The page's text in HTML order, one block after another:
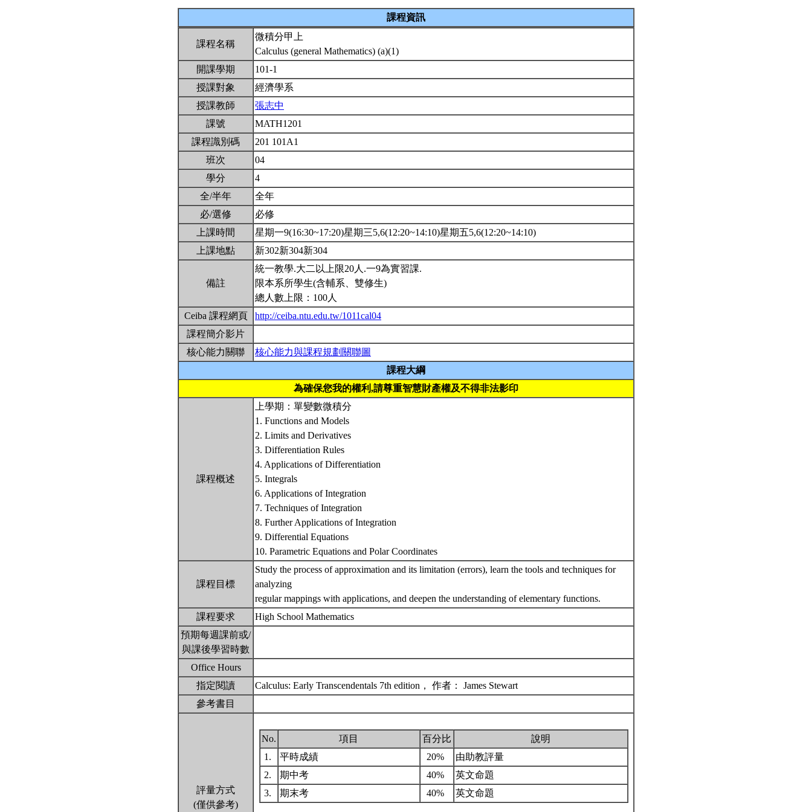
課程資訊
課程名稱
微積分甲上
Calculus (general Mathematics) (a)(1)
開課學期
101-1
授課對象
經濟學系
授課教師
張志中
課號
MATH1201
課程識別碼
201 101A1
班次
04
學分
4
全/半年
全年
必/選修
必修
上課時間
星期一9(16:30~17:20)星期三5,6(12:20~14:10)星期五5,6(12:20~14:10)
上課地點
新302新304新304
備註
統一教學.大二以上限20人.一9為實習課.
限本系所學生(含輔系、雙修生)
總人數上限：100人
Ceiba 課程網頁
http://ceiba.ntu.edu.tw/1011cal04
課程簡介影片
核心能力關聯
核心能力與課程規劃關聯圖
課程大綱
為確保您我的權利,請尊重智慧財產權及不得非法影印
課程概述
上學期：單變數微積分
1. Functions and Models
2. Limits and Derivatives
3. Differentiation Rules
4. Applications of Differentiation
5. Integrals
6. Applications of Integration
7. Techniques of Integration
8. Further Applications of Integration
9. Differential Equations
10. Parametric Equations and Polar Coordinates
課程目標
Study the process of approximation and its limitation (errors), learn the tools and techniques for
analyzing
regular mappings with applications, and deepen the understanding of elementary functions.
課程要求
High School Mathematics
預期每週課前或/
與課後學習時數
Office Hours
指定閱讀
Calculus: Early Transcendentals 7th edition， 作者： James Stewart
參考書目
評量方式
(僅供參考)
No. 項目 百分比
說明
1.
平時成績 20%
由助教評量
2.
期中考 40%
英文命題
3.
期末考 40% 英文命題